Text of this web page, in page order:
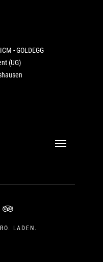
- GOLDEGG
(UG)
LADEN.